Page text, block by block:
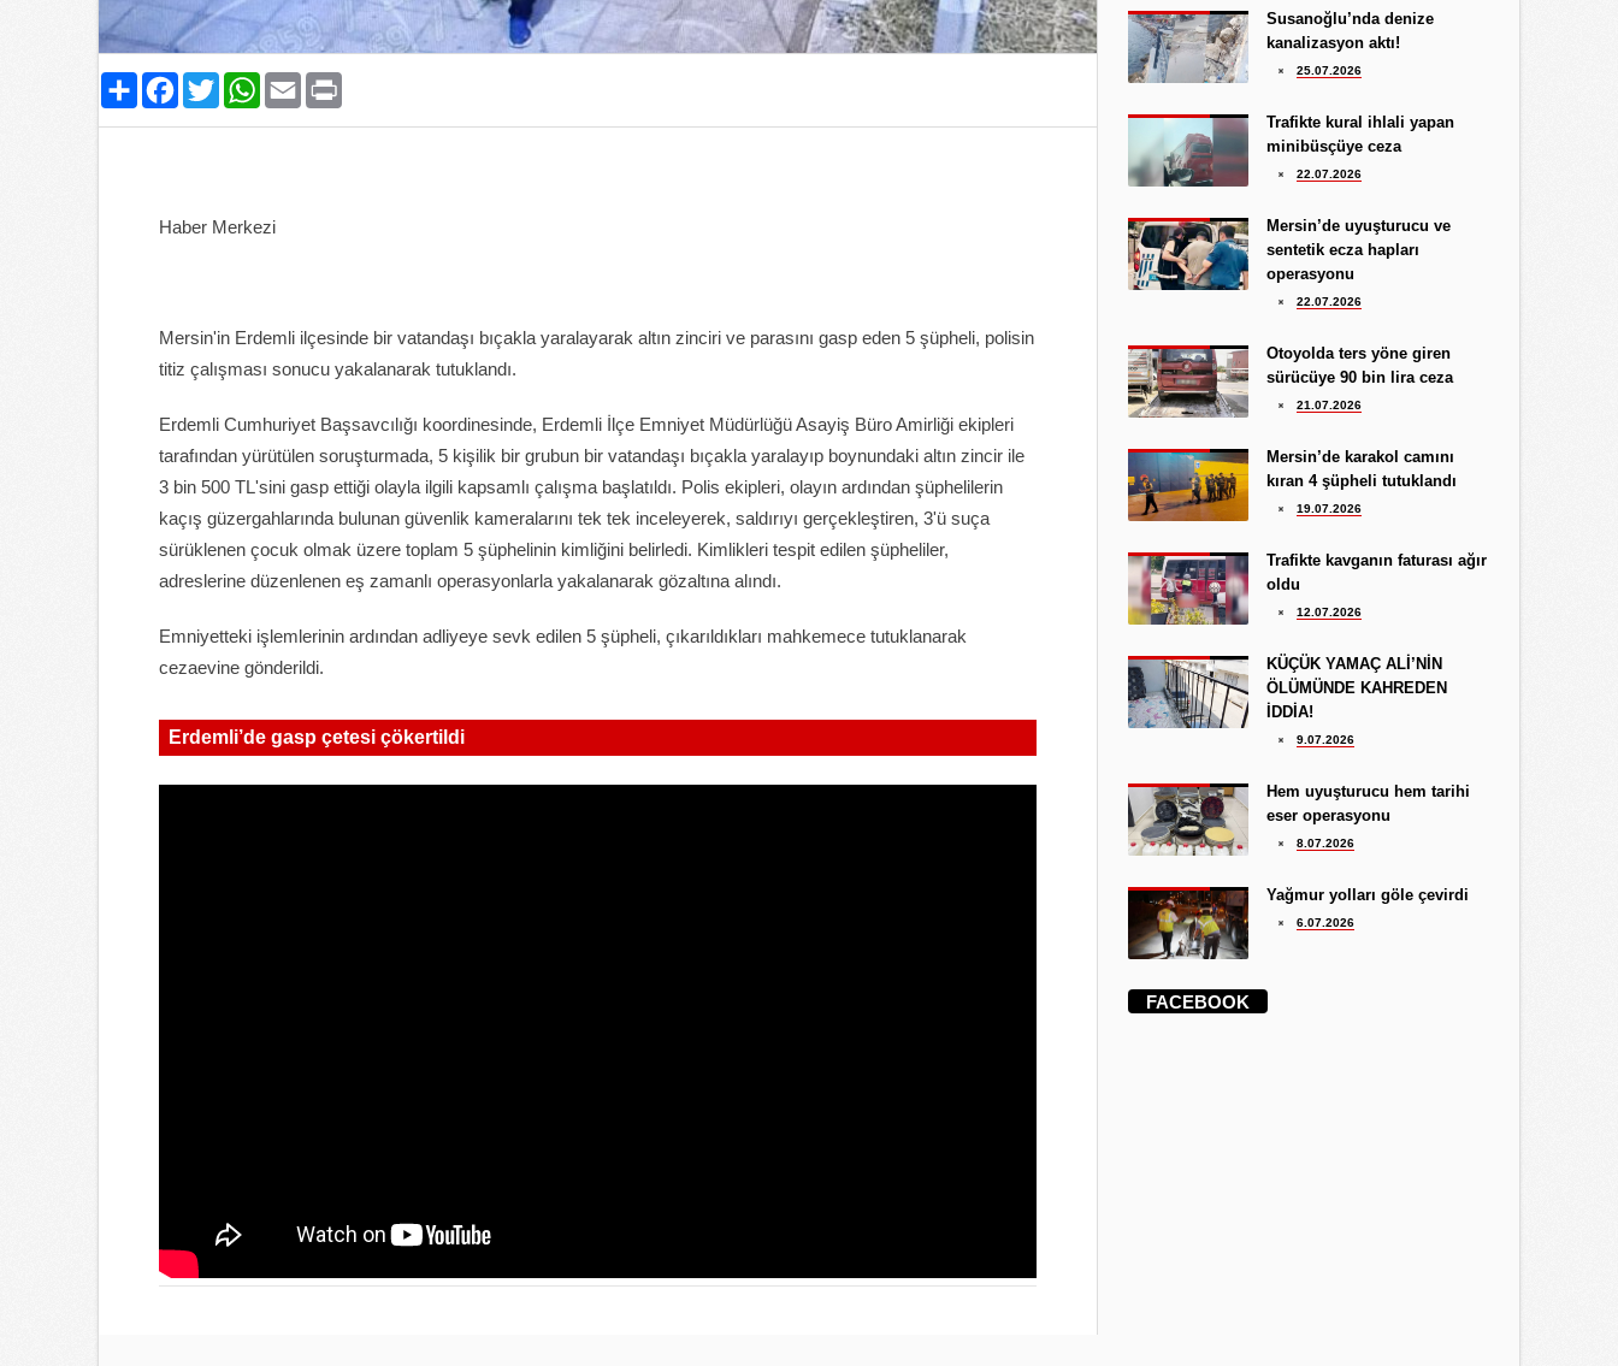
PaylaşFacebook
TwitterWhatsApp
Email
Haber Merkezi
Mersin'in Erdemli ilçesinde bir vatandaşı bıçakla yaralayarak altın zinciri ve parasını gasp eden 5 şüpheli, polisin
titiz çalışması sonucu yakalanarak tutuklandı.
Erdemli Cumhuriyet Başsavcılığı koordinesinde, Erdemli İlçe Emniyet Müdürlüğü Asayiş Büro Amirliği ekipleri
tarafından yürütülen soruşturmada, 5 kişilik bir grubun bir vatandaşı bıçakla yaralayıp boynundaki altın zincir ile
3 bin 500 TL'sini gasp ettiği olayla ilgili kapsamlı çalışma başlatıldı. Polis ekipleri, olayın ardından şüphelilerin
kaçış güzergahlarında bulunan güvenlik kameralarını tek tek inceleyerek, saldırıyı gerçekleştiren, 3'ü suça
sürüklenen çocuk olmak üzere toplam 5 şüphelinin kimliğini belirledi. Kimlikleri tespit edilen şüpheliler,
adreslerine düzenlenen eş zamanlı operasyonlarla yakalanarak gözaltına alındı.
Emniyetteki işlemlerinin ardından adliyeye sevk edilen 5 şüpheli, çıkarıldıkları mahkemece tutuklanarak
cezaevine gönderildi.
Erdemli’de gasp çetesi çökertildi
Yüksel Ekici
4.08.2026
KIRMIZI MÜREKKEP!...
3.08.2026
DAHA NE OLMASINI
BEKLİYORSUNUZ?
5.09.2025
UNUTUŞUN MERHAMETSİZLİĞİ
Hediye Eroğlu
İŞGALCİ GÖRÜNÜMLÜ HALK!
Koray Ünlü
10.09.2024
Susanoğlu’nda denize
kanalizasyon aktı!
25.07.2026
Trafikte kural ihlali yapan
minibüsçüye ceza
22.07.2026
Mersin’de uyuşturucu ve
sentetik ecza hapları
operasyonu
22.07.2026
Otoyolda ters yöne giren
sürücüye 90 bin lira ceza
21.07.2026
Mersin’de karakol camını
kıran 4 şüpheli tutuklandı
19.07.2026
Trafikte kavganın faturası ağır
oldu
12.07.2026
KÜÇÜK YAMAÇ ALİ’NİN
ÖLÜMÜNDE KAHREDEN
İDDİA!
9.07.2026
Hem uyuşturucu hem tarihi
eser operasyonu
8.07.2026
Yağmur yolları göle çevirdi
6.07.2026
FACEBOOK